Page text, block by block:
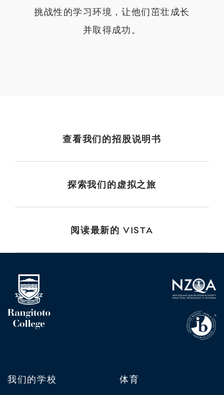
挑战性的学习环境，让他们茁壮成长
并取得成功。
查看我们的招股说明书
探索我们的虚拟之旅
阅读最新的 VISTA
我们的学校 体育